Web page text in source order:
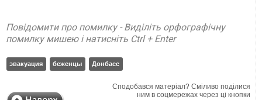
Повідомити про помилку - Виділіть орфографічну
помилку мишею і натисніть Ctrl + Enter
эвакуация беженцы Донбасс
Сподобався матеріал? Сміливо поділися
ним в соцмережах через ці кнопки